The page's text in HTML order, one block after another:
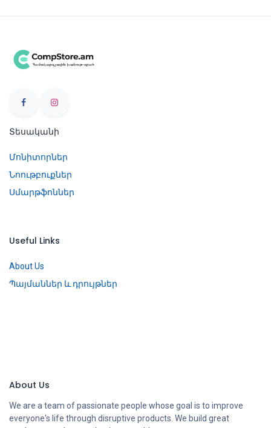
Տեսականի
Մոնիտորներ
Նոութբուքներ
Սմարթֆոններ
Useful Links
About Us
Պայմաններ և դրույթներ
About Us
We are a team of passionate people whose goal is to improve
everyone's life through disruptive products. We build great